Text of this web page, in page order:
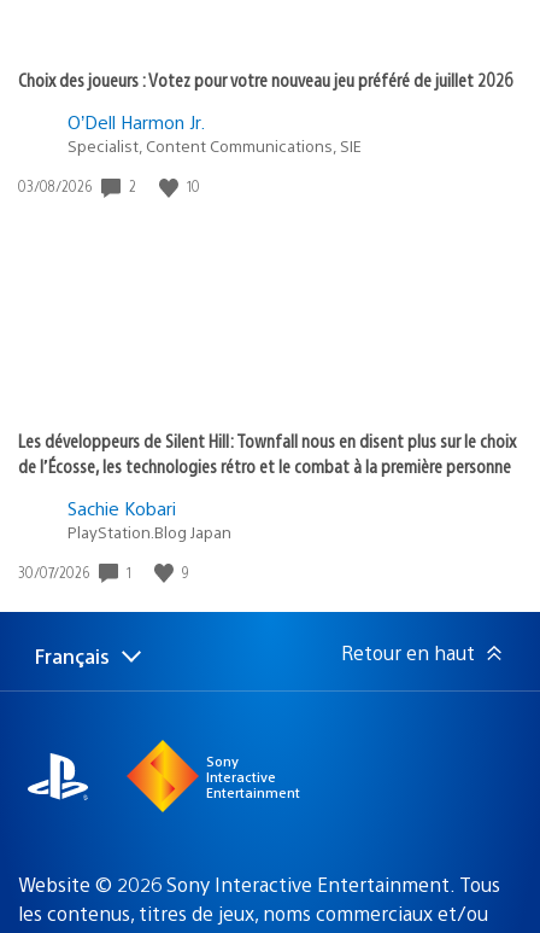
Choix des joueurs : Votez pour votre nouveau jeu préféré de juillet 2026
O’Dell Harmon Jr.
Specialist, Content Communications, SIE
Date
03/08/2026 2 10
Les développeurs de Silent Hill: Townfall nous en disent plus sur le choix
de l’Écosse, les technologies rétro et le combat à la première personne
Sachie Kobari
PlayStation.Blog Japan
Date
publication
30/07/2026 1 9
Choisir
Région
Français Retour en haut
Sony
Interactive
Entertainment
Website © 2026 Sony Interactive Entertainment. Tous
les contenus, titres de jeux, noms commerciaux et/ou